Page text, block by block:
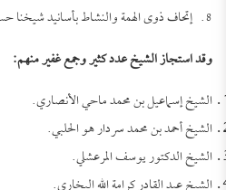
8. إتحاف ذوى الهمة والنشاط بأسانيد شيخنا حسن المشاط.
وقد استجاز الشيخ عدد كثير وجمع غفير منهم:
الشيخ إسماعيل بن محمد ماحي الأنصاري.
الشيخ أحمد بن محمد سردار هو الحلبي.
الشيخ الدكتور يوسف المرعشلي.